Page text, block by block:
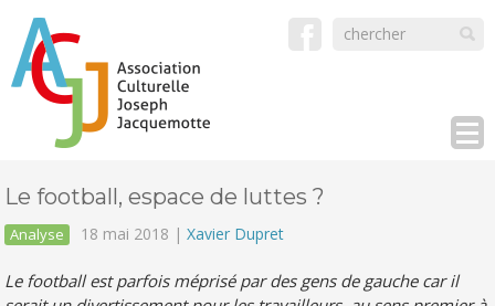
Le football, espace de luttes ?
Analyse 18 mai 2018 |Xavier Dupret
Le football est parfois méprisé par des gens de gauche car il